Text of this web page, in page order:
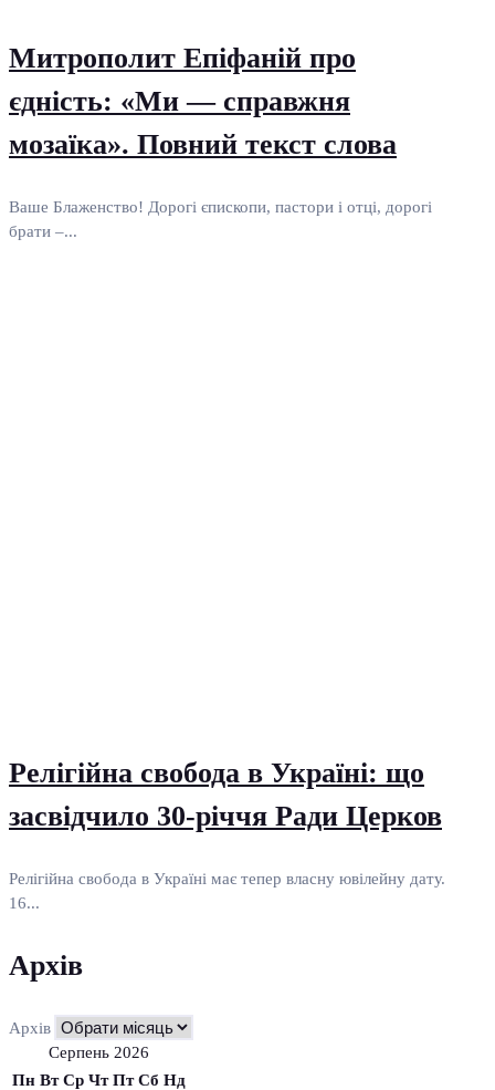
Митрополит Епіфаній про
єдність: «Ми — справжня
мозаїка». Повний текст слова
Ваше Блаженство! Дорогі єпископи, пастори і отці, дорогі
брати –...
Релігійна свобода в Україні: що
засвідчило 30-річчя Ради Церков
Релігійна свобода в Україні має тепер власну ювілейну дату.
16...
Архів
Архів
Серпень 2026
Пн Вт Ср Чт Пт Сб Нд